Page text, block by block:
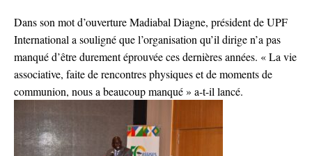
Dans son mot d’ouverture Madiabal Diagne, président de UPF
International a souligné que l’organisation qu’il dirige n’a pas
manqué d’être durement éprouvée ces dernières années. « La vie
associative, faite de rencontres physiques et de moments de
communion, nous a beaucoup manqué » a-t-il lancé.